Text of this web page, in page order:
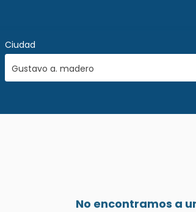
Ciudad
Gustavo a. madero
No encontramos a